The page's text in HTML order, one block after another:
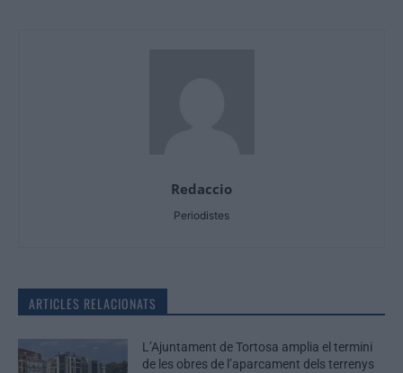
Redaccio
Periodistes
ARTICLES RELACIONATS
L’Ajuntament de Tortosa amplia el termini
de les obres de l’aparcament dels terrenys